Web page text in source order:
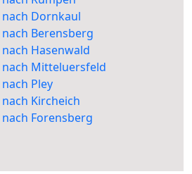
Dornkaul
Berensberg
Hasenwald
Mitteluersfeld
Pley
Kircheich
Forensberg